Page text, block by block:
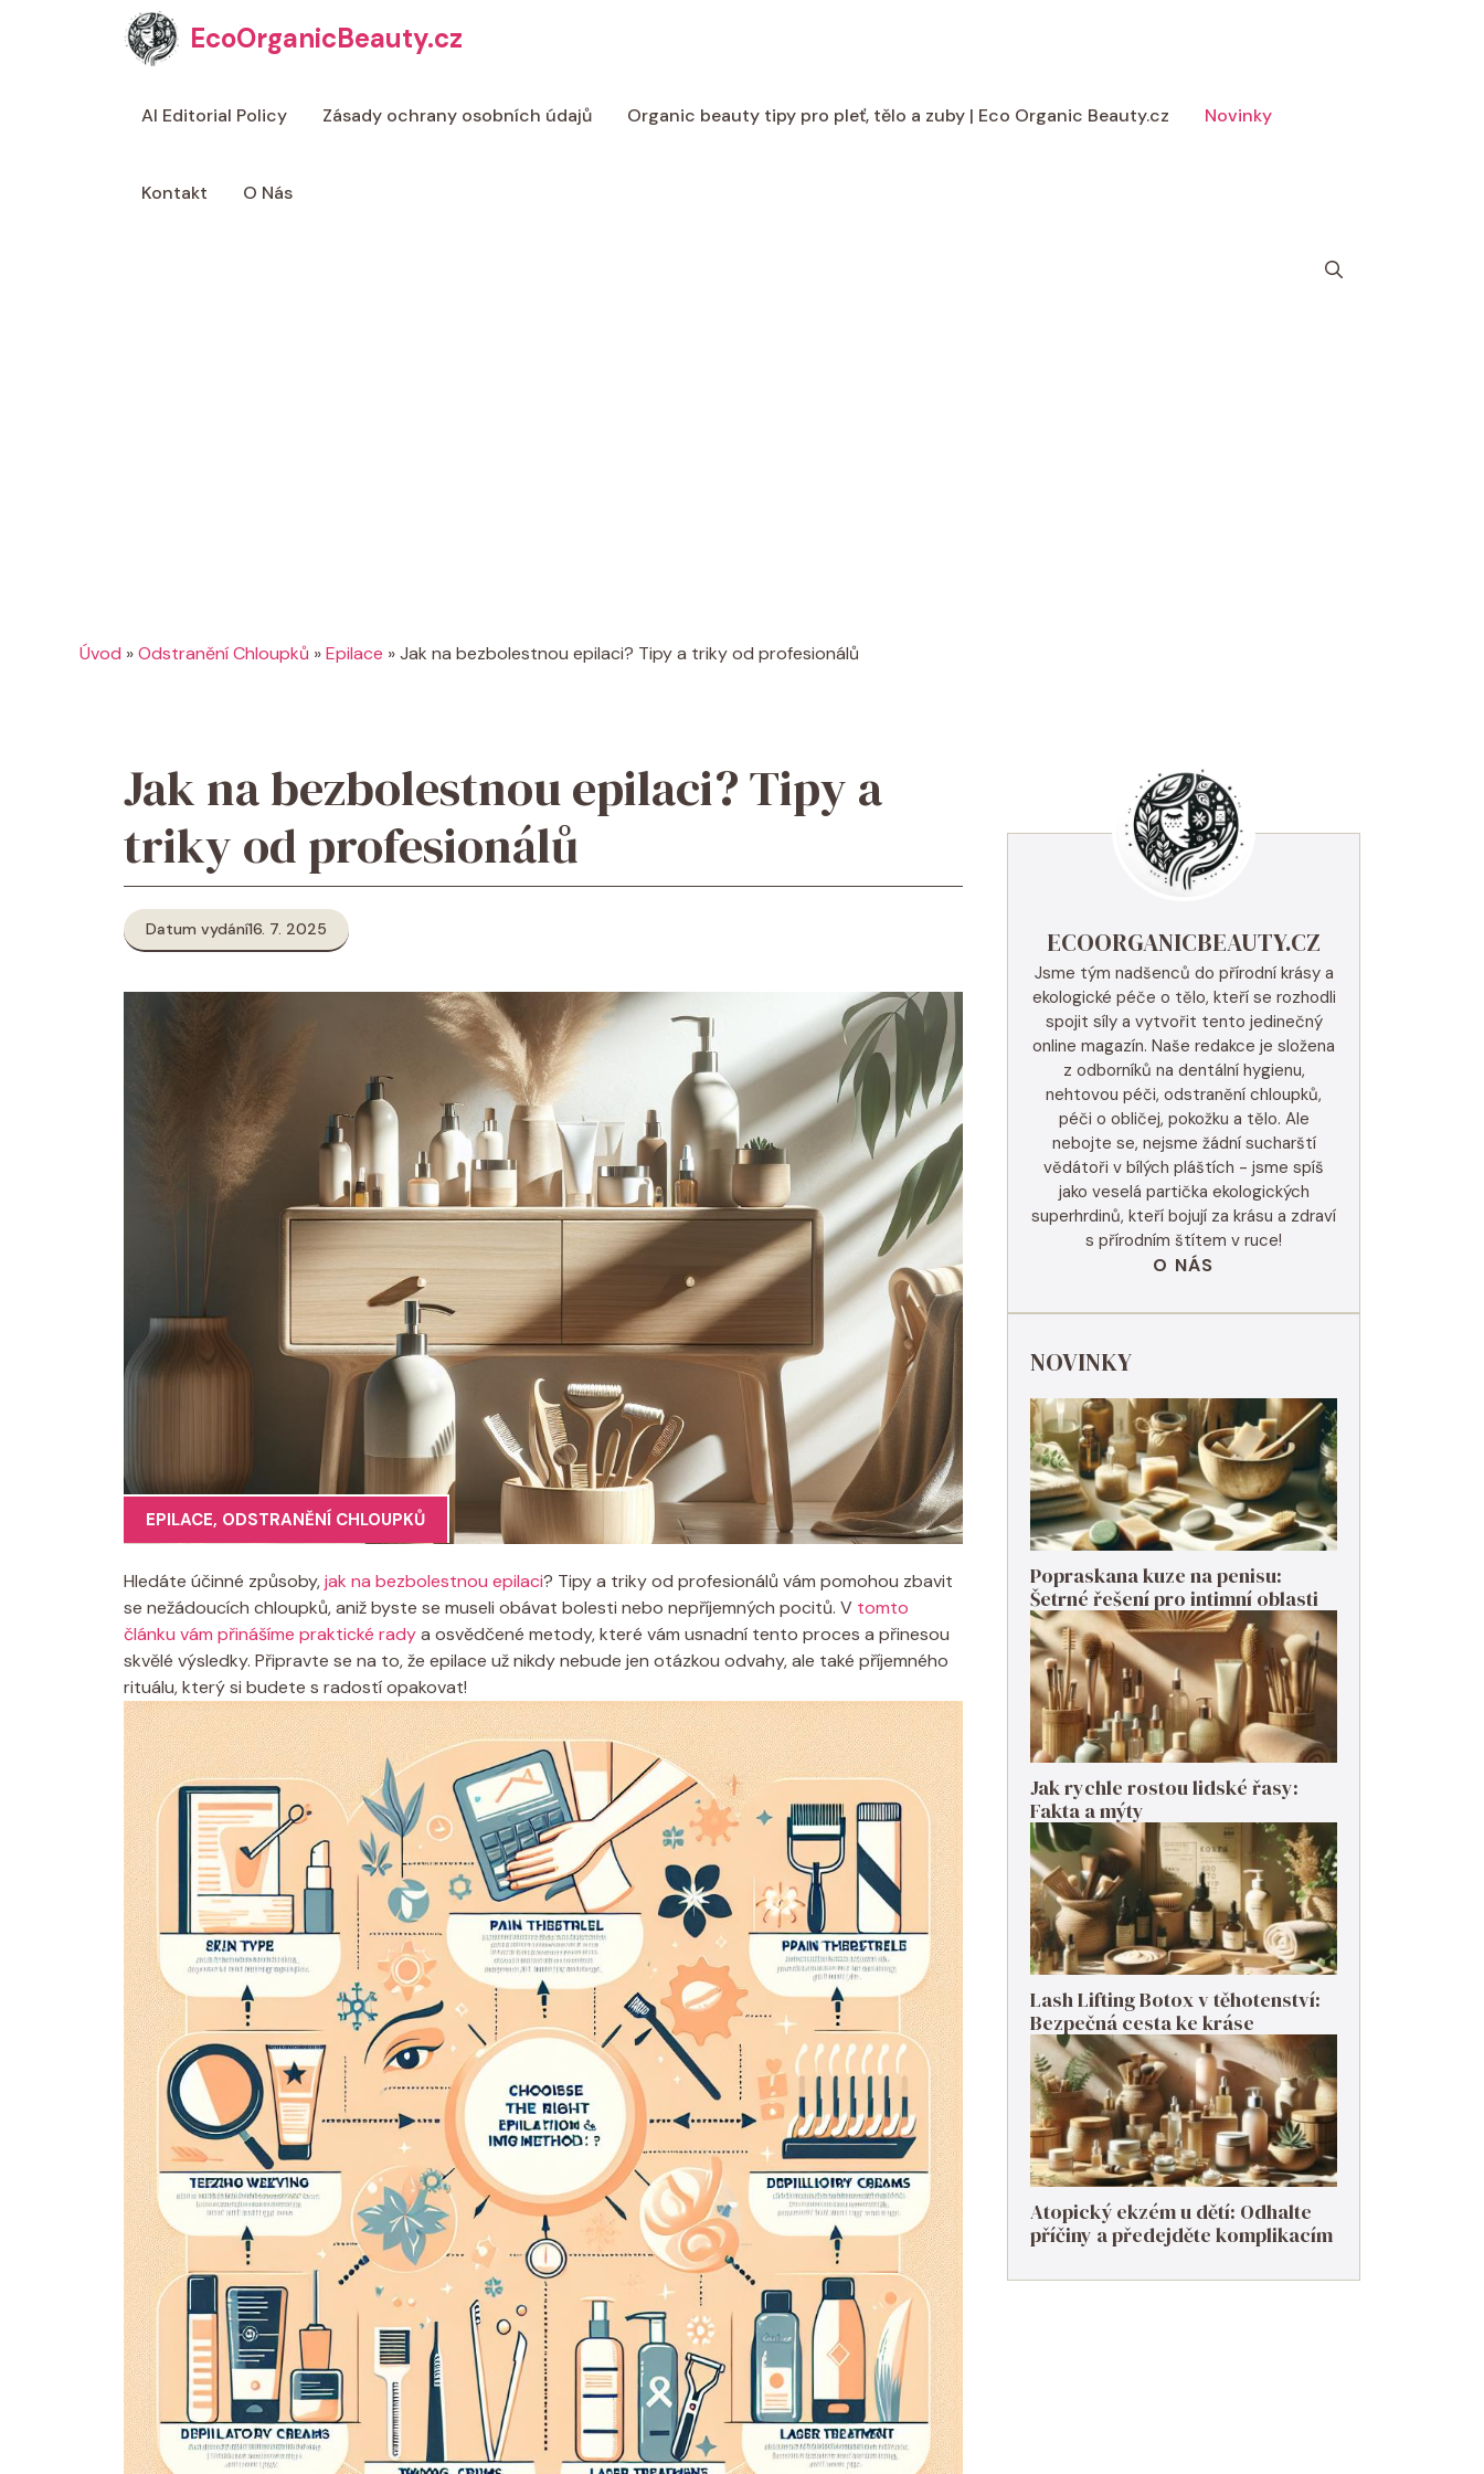
EcoOrganicBeauty.cz
AI Editorial Policy Zásady ochrany osobních údajů Organic beauty tipy pro pleť, tělo a zuby | Eco Organic Beauty.cz Novinky
Kontakt O Nás
Úvod »Odstranění Chloupků »Epilace »Jak na bezbolestnou epilaci? Tipy a triky od profesionálů
Jak na bezbolestnou epilaci? Tipy a
triky od profesionálů
Datum vydání16. 7. 2025
EPILACE, ODSTRANĚNÍ CHLOUPKŮ
Hledáte účinné způsoby,jak na bezbolestnou epilaci? Tipy a triky od profesionálů vám pomohou zbavit
se nežádoucích chloupků, aniž byste se museli obávat bolesti nebo nepříjemných pocitů. V tomto
článku vám přinášíme praktické radya osvědčené metody, které vám usnadní tento proces a přinesou
skvělé výsledky. Připravte se na to, že epilace už nikdy nebude jen otázkou odvahy, ale také příjemného
rituálu, který si budete s radostí opakovat!
ECOORGANICBEAUTY.CZ
Jsme tým nadšenců do přírodní krásy a
ekologické péče o tělo, kteří se rozhodli
spojit síly a vytvořit tento jedinečný
online magazín. Naše redakce je složena
z odborníků na dentální hygienu,
nehtovou péči, odstranění chloupků,
péči o obličej, pokožku a tělo. Ale
nebojte se, nejsme žádní sucharští
vědátoři v bílých pláštích - jsme spíš
jako veselá partička ekologických
superhrdinů, kteří bojují za krásu a zdraví
s přírodním štítem v ruce!
O NÁS
NOVINKY
Popraskana kuze na penisu:
Šetrné řešení pro intimní oblasti
Jak rychle rostou lidské řasy:
Fakta a mýty
Lash Lifting Botox v těhotenství:
Bezpečná cesta ke kráse
Atopický ekzém u dětí: Odhalte
příčiny a předejděte komplikacím